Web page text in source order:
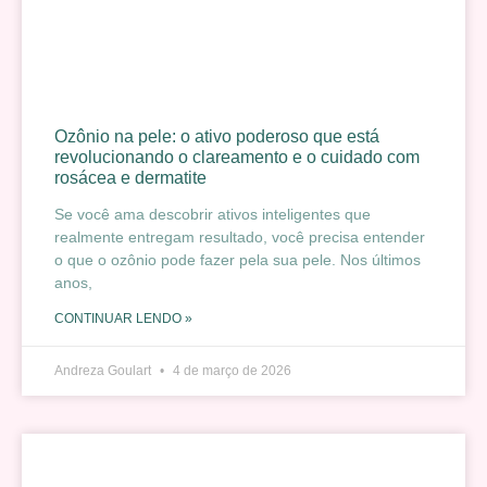
Ozônio na pele: o ativo poderoso que está
revolucionando o clareamento e o cuidado com
rosácea e dermatite
Se você ama descobrir ativos inteligentes que
realmente entregam resultado, você precisa entender
o que o ozônio pode fazer pela sua pele. Nos últimos
anos,
CONTINUAR LENDO »
Andreza Goulart 4 de março de 2026